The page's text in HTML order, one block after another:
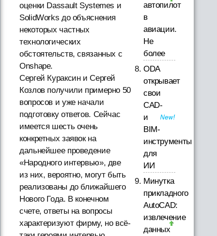
оценки Dassault Systemes и
SolidWorks до объяснения
некоторых частных
технологических
обстоятельств, связанных с
Onshape.
Сергей Кураксин и Сергей
Козлов получили примерно 50
вопросов и уже начали
подготовку ответов. Сейчас
имеется шесть очень
конкретных заявок на
дальнейшее проведение
«Народного интервью», две
из них, вероятно, могут быть
реализованы до ближайшего
Нового Года. В конечном
счете, ответы на вопросы
характеризуют фирму, но всё-
автопилот
в
авиации.
Не
более
ODA
открывает
свои
CAD-
и
BIM-
инструменты
для
ИИ
Минутка
прикладного
AutoCAD:
извлечение
данных